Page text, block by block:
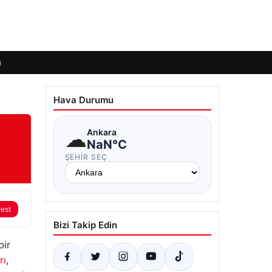
,
Hava Durumu
☁Ankara
NaN°C
ŞEHIR SEÇ
Bizi Takip Edin